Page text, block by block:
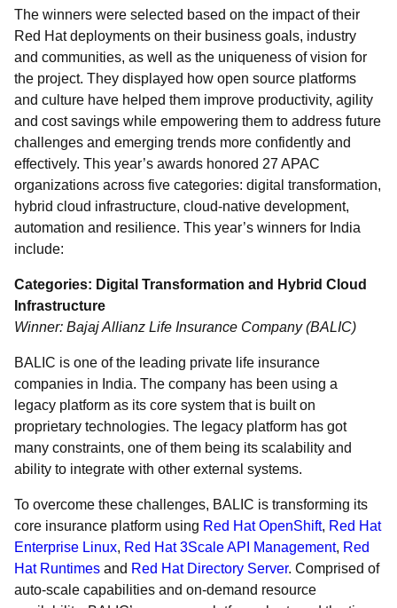
The winners were selected based on the impact of their
Red Hat deployments on their business goals, industry
and communities, as well as the uniqueness of vision for
the project. They displayed how open source platforms
and culture have helped them improve productivity, agility
and cost savings while empowering them to address future
challenges and emerging trends more confidently and
effectively. This year’s awards honored 27 APAC
organizations across five categories: digital transformation,
hybrid cloud infrastructure, cloud-native development,
automation and resilience. This year’s winners for India
include:
Categories: Digital Transformation and Hybrid Cloud
Infrastructure
Winner: Bajaj Allianz Life Insurance Company (BALIC)
BALIC is one of the leading private life insurance
companies in India. The company has been using a
legacy platform as its core system that is built on
proprietary technologies. The legacy platform has got
many constraints, one of them being its scalability and
ability to integrate with other external systems.
To overcome these challenges, BALIC is transforming its
core insurance platform using Red Hat OpenShift, Red Hat
Enterprise Linux, Red Hat 3Scale API Management, Red
Hat Runtimes and Red Hat Directory Server. Comprised of
auto-scale capabilities and on-demand resource